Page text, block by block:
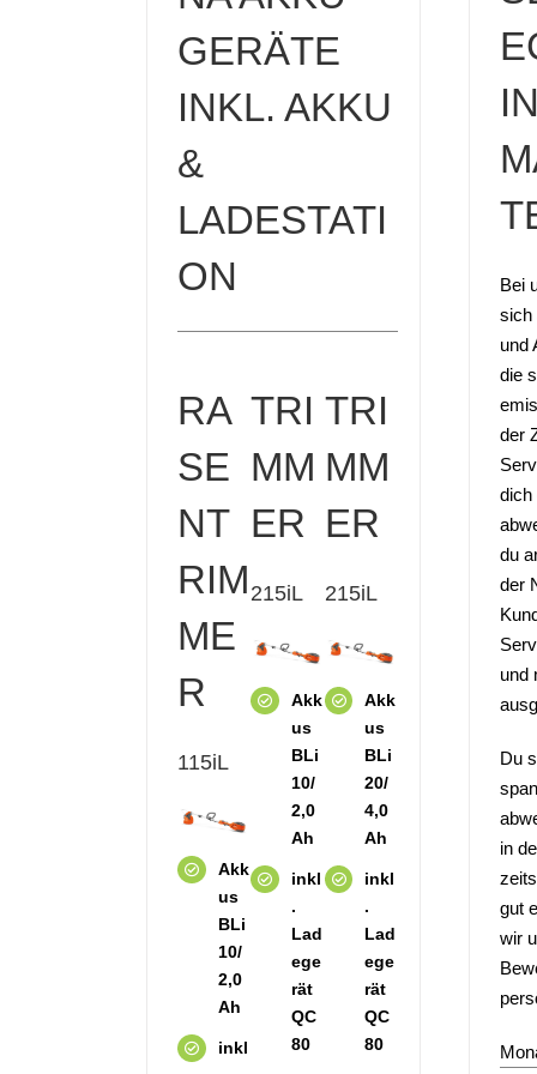
GERÄTE
INKL. AKKU
&
LADESTATI
ON
RA
SE
NT
RIM
ME
R
115iL
Akk
us
BLi
10/
2,0
Ah
inkl
TRI
MM
ER
215iL
Akk
us
BLi
10/
2,0
Ah
inkl
.
Lad
ege
rät
QC
80
TRI
MM
ER
215iL
Akk
us
BLi
20/
4,0
Ah
inkl
.
Lad
ege
rät
QC
80
Bei
sich
und
die
der
dich
du
der
und
Du
in
gut
wir